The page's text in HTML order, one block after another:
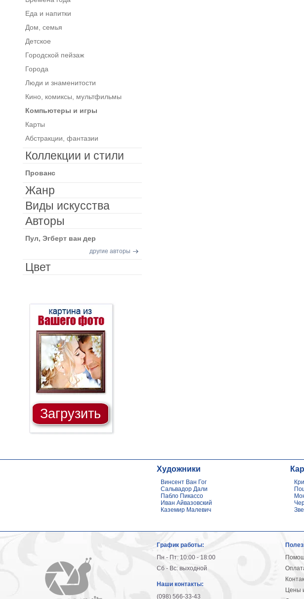
Еда и напитки
Дом, семья
Детское
Городской пейзаж
Города
Люди и знаменитости
Кино, комиксы, мультфильмы
Компьютеры и игры
Карты
Абстракции, фантазии
Коллекции и стили
Прованс
Жанр
Виды искусства
Авторы
Пул, Эгберт ван дер
другие авторы
Цвет
Загрузить
Художники
Винсент Ван Гог
Сальвадор Дали
Пабло Пикассо
Иван Айвазовский
Каземир Малевич
График работы:
Пн - Пт: 10:00 - 18:00
Сб - Вс: выходной
Наши контакты:
(098) 566-33-43
Цены